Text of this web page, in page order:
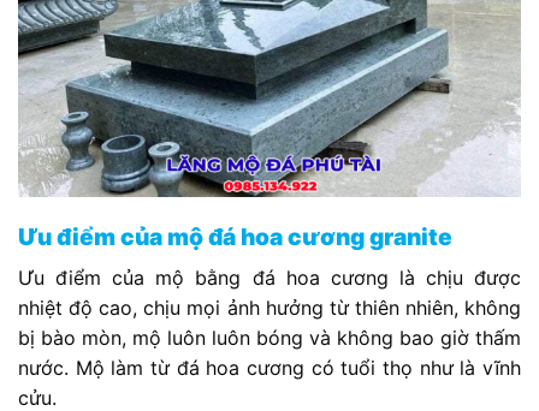
Ưu điểm của mộ đá hoa cương granite
Ưu điểm của mộ bằng đá hoa cương là chịu được
nhiệt độ cao, chịu mọi ảnh hưởng từ thiên nhiên, không
bị bào mòn, mộ luôn luôn bóng và không bao giờ thấm
nước. Mộ làm từ đá hoa cương có tuổi thọ như là vĩnh
cửu.